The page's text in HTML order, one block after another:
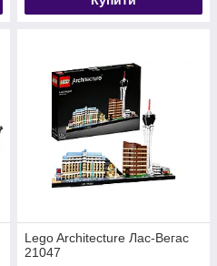
Lego Architecture Лас-Вегас
21047